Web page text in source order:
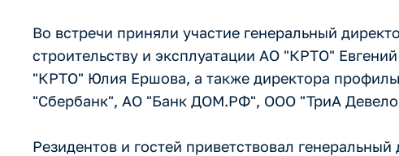
Во встречи приняли участие генеральный
строительству и эксплуатации АО "КРТО"
"КРТО" Юлия Ершова, а также директора
"Сбербанк", АО "Банк ДОМ.РФ", ООО "ТриА
Резидентов и гостей приветствовал